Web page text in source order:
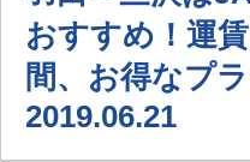
おすすめ！運
間、お得なプ
2019.06.21